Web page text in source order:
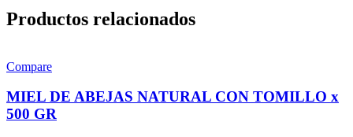
Productos relacionados
Compare
MIEL DE ABEJAS NATURAL CON TOMILLO x
500 GR